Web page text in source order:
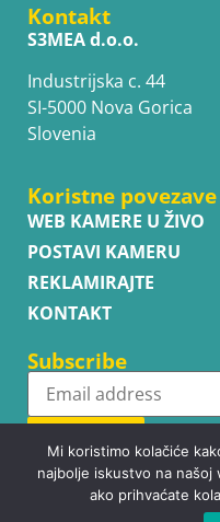
Kontakt
S3MEA d.o.o.
Industrijska c. 44
SI-5000 Nova Gorica
Slovenia
Koristne povezave
WEB KAMERE U ŽIVO
POSTAVI KAMERU
REKLAMIRAJTE
KONTAKT
Subscribe
Subscribe
Mi koristimo kolačiće
najbolje iskustvo na
ako prihvaćate